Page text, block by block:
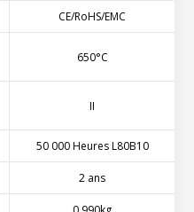
CE/RoHS/EMC
650°C
II
50 000 Heures L80B10
2 ans